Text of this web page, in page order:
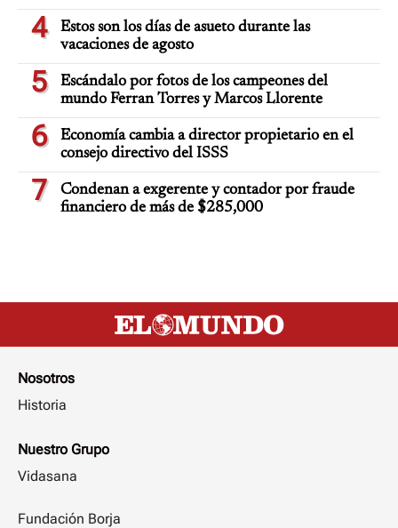
4
Estos son los días de asueto durante las
vacaciones de agosto
5
Escándalo por fotos de los campeones del
mundo Ferran Torres y Marcos Llorente
6
Economía cambia a director propietario en el
consejo directivo del ISSS
7
Condenan a exgerente y contador por fraude
financiero de más de $285,000
Nosotros
Historia
Nuestro Grupo
Vidasana
Fundación Borja